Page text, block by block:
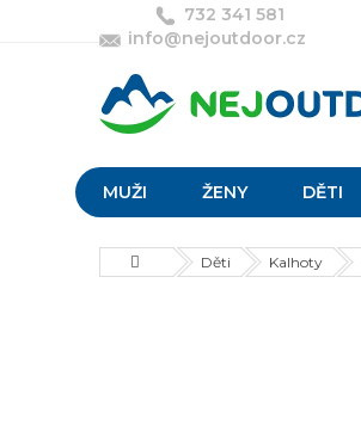
732 341 581
info@nejoutdoor.cz
MUŽI ŽENY DĚTI
DomůDěti Kalhoty